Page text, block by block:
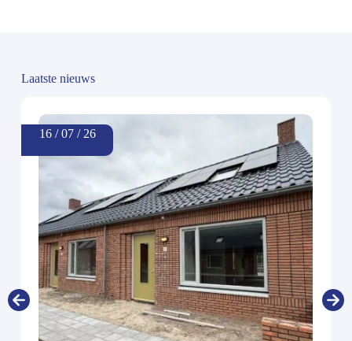
Laatste nieuws
16 / 07 / 26